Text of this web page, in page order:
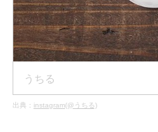
うちる
出典： instagram(@うちる)